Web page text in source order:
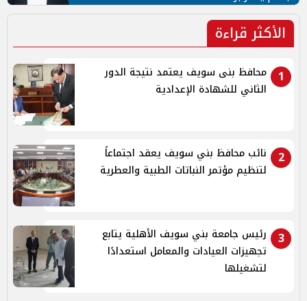
الأكثر قراءة
1
محافظ بنى سويف يعتمد نتيجة الدور
الثاني للشهادة الإعدادية
2
نائب محافظ بني سويف يعقد اجتماعاً
لتنظيم مؤتمر النباتات الطبية والعطرية
3
رئيس جامعة بني سويف الأهلية يتابع
تجهيزات العيادات والمعامل استعدادًا
لتشغيلها